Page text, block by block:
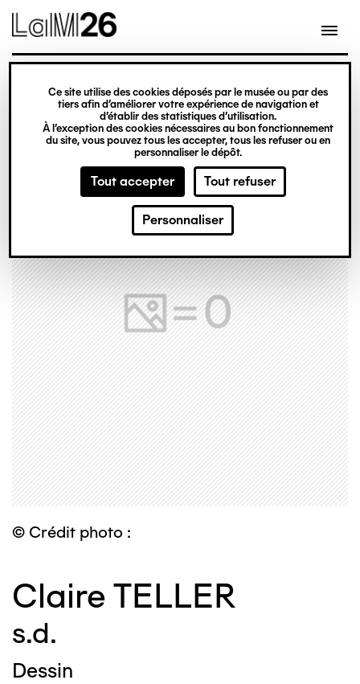
Gestion des cookies
Ce site utilise des cookies déposés par le musée ou par des
tiers afin d’améliorer votre expérience de navigation et
d’établir des statistiques d’utilisation.
À l’exception des cookies nécessaires au bon fonctionnement
du site, vous pouvez tous les accepter, tous les refuser ou en
personnaliser le dépôt.
Tout accepter Tout refuser
Personnaliser
contenu
© Crédit photo :
Claire TELLER
s.d.
Dessin